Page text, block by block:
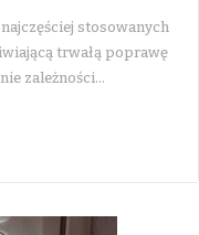
stosowanych
trwałą poprawę
zależności…